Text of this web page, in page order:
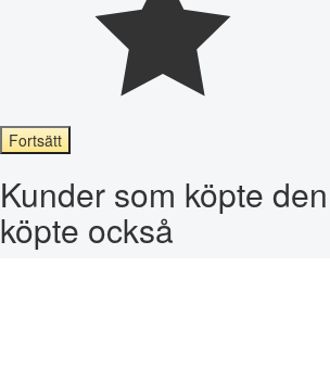
Fortsätt
Kunder som köpte
köpte också